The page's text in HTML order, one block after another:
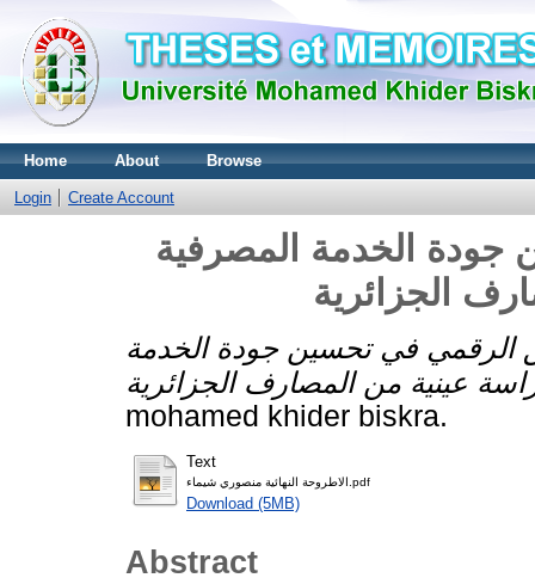
Home About Browse
Login Create Account
جودة الخدمة المصرفية
الجزائرية
الرقمي في تحسين جودة الخدمة
mohamed khider biskra.
Text
الاطروحة النهائية منصوري شيماء.pdf
Download (5MB)
Abstract